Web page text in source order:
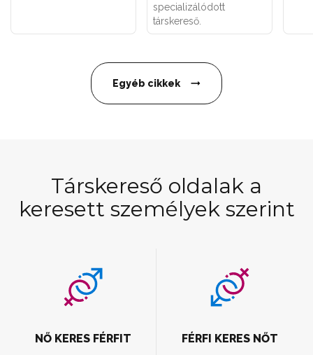
specializálódott
társkereső.
Egyéb cikkek
Társkereső oldalak a
keresett személyek szerint
NŐ KERES FÉRFIT FÉRFI KERES NŐT